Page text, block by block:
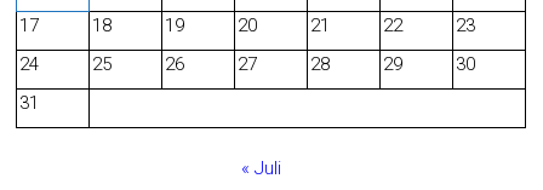
17
18 19 20 21 22
23
24
25 26 27 28 29
30
31
« Juli